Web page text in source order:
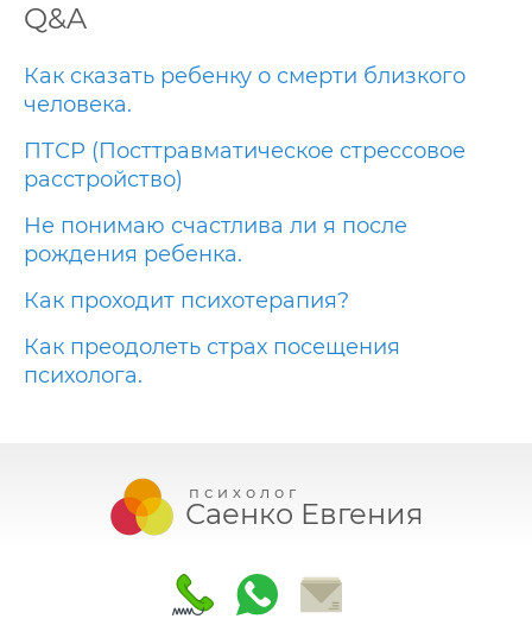
Q&A
Как сказать ребенку о смерти близкого
человека.
ПТСР (Посттравматическое стрессовое
расстройство)
Не понимаю счастлива ли я после
рождения ребенка.
Как проходит психотерапия?
Как преодолеть страх посещения
психолога.
Саенко Евгения
психолог